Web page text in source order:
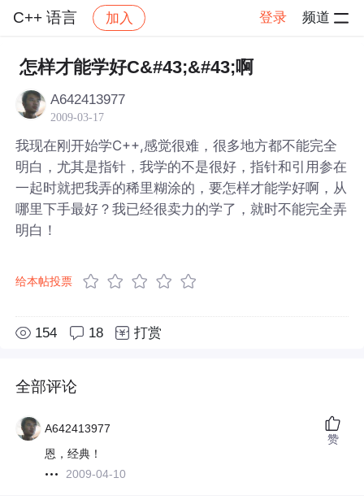
C++ 语言 加入 登录 频道
社区 C++ 语言
怎样才能学好C&#43;&#43;啊
A642413977
2009-03-17
我现在刚开始学C++,感觉很难，很多地方都不能完全
明白，尤其是指针，我学的不是很好，指针和引用参在
一起时就把我弄的稀里糊涂的，要怎样才能学好啊，从
哪里下手最好？我已经很卖力的学了，就时不能完全弄
明白！
给本帖投票
154 18 打赏
全部评论
A642413977
恩，经典！
2009-04-10
赞